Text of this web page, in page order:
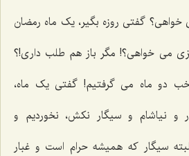
خواهی؟ گفتی روزه بگیر، یک ماه رمضان
می خواهی؟! مگر باز هم طلب داری!؟
دو ماه می گرفتیم! گفتی یک ماه،
و نیاشام و سیگار نکش، نخوردیم و
سیگار که همیشه حرام است و غبار